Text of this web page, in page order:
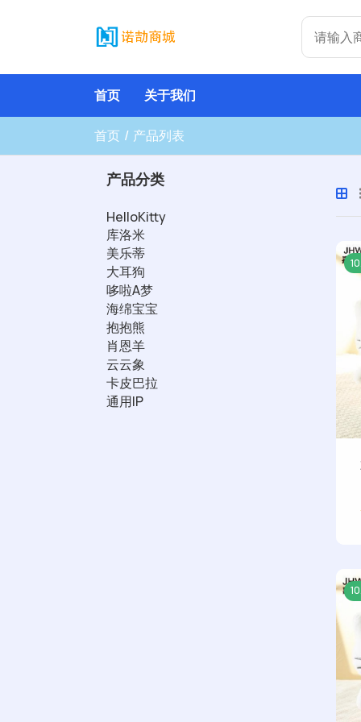
首页 关于我们
首页 产品列表
产品分类
HelloKitty
库洛米
美乐蒂
大耳狗
哆啦A梦
海绵宝宝
抱抱熊
肖恩羊
云云象
卡皮巴拉
通用IP